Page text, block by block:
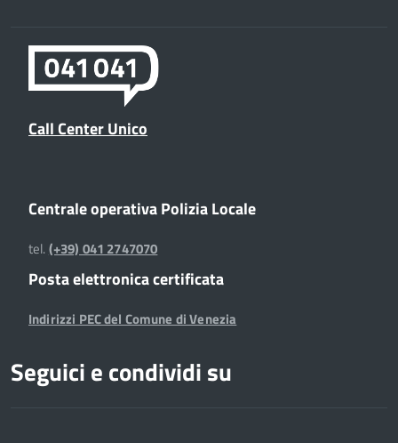
Call Center Unico
Centrale operativa Polizia Locale
tel.(+39) 041 2747070
Posta elettronica certificata
Indirizzi PEC del Comune di Venezia
Seguici e condividi su